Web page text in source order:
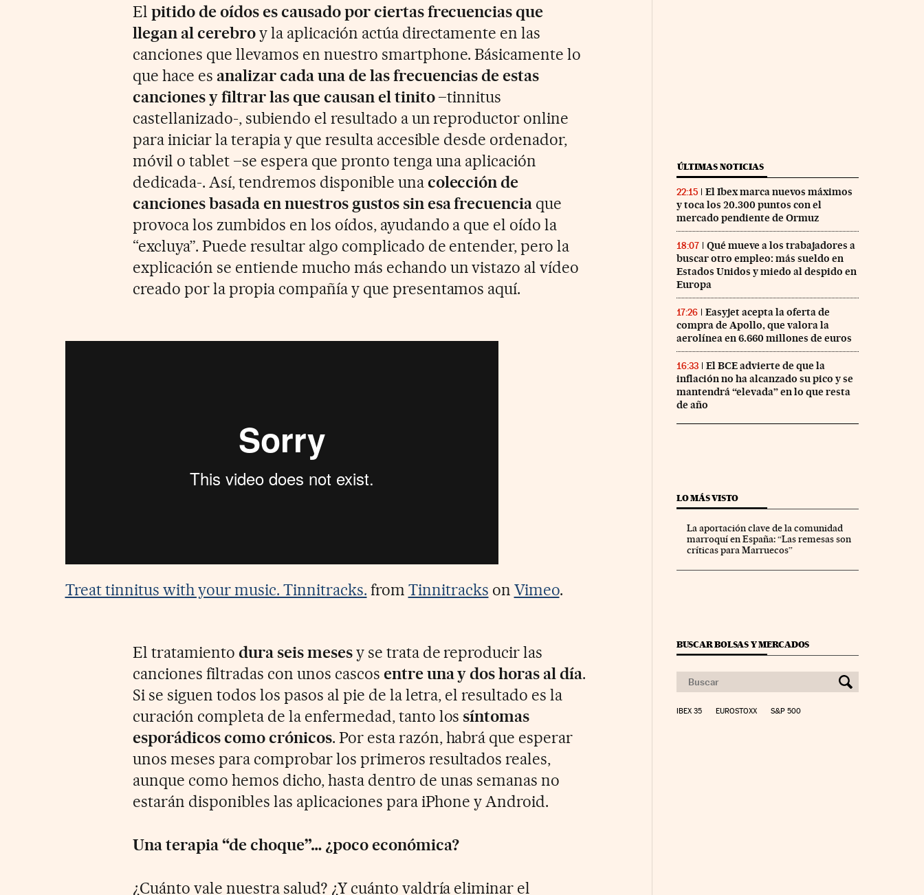
Elpitido de oídos es causado por ciertas frecuencias que
llegan al cerebroy la aplicación actúa directamente en las
canciones que llevamos en nuestro smartphone. Básicamente lo
que hace es analizar cada una de las frecuencias de estas
canciones y filtrar las que causan el tinito–tinnitus
castellanizado-, subiendo el resultado a un reproductor online
para iniciar la terapia y que resulta accesible desde ordenador,
móvil o tablet –se espera que pronto tenga una aplicación
dedicada-. Así, tendremos disponible unacolección de
canciones basada en nuestros gustos sin esa frecuencia que
provoca los zumbidos en los oídos, ayudando a que el oído la
“excluya”. Puede resultar algo complicado de entender, pero la
explicación se entiende mucho más echando un vistazo al vídeo
creado por la propia compañía y que presentamos aquí.
Treat tinnitus with your music. Tinnitracks. from Tinnitracks on Vimeo.
El tratamientodura seis mesesy se trata de reproducir las
canciones filtradas con unos cascos entre una y dos horas al día.
Si se siguen todos los pasos al pie de la letra, el resultado es la
curación completa de la enfermedad, tanto lossíntomas
esporádicos como crónicos. Por esta razón, habrá que esperar
unos meses para comprobar los primeros resultados reales,
aunque como hemos dicho, hasta dentro de unas semanas no
estarán disponibles las aplicaciones para iPhone y Android.
Una terapia “de choque”… ¿poco económica?
¿Cuánto vale nuestra salud? ¿Y cuánto valdría eliminar el
ÚLTIMAS NOTICIAS
22:15
El Ibex marca nuevos máximos
y toca los 20.300 puntos con el
mercado pendiente de Ormuz
18:07
Qué mueve a los trabajadores a
buscar otro empleo: más sueldo en
Estados Unidos y miedo al despido en
Europa
17:26
Easyjet acepta la oferta de
compra de Apollo, que valora la
aerolínea en 6.660 millones de euros
16:33
El BCE advierte de que la
inflación no ha alcanzado su pico y se
mantendrá “elevada” en lo que resta
de año
LO MÁS VISTO
La aportación clave de la comunidad
marroquí en España: “Las remesas son
críticas para Marruecos”
BUSCAR BOLSAS Y MERCADOS
IBEX 35 EUROSTOXX S&P 500